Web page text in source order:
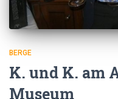
BERGE
K. und K. am
Museum